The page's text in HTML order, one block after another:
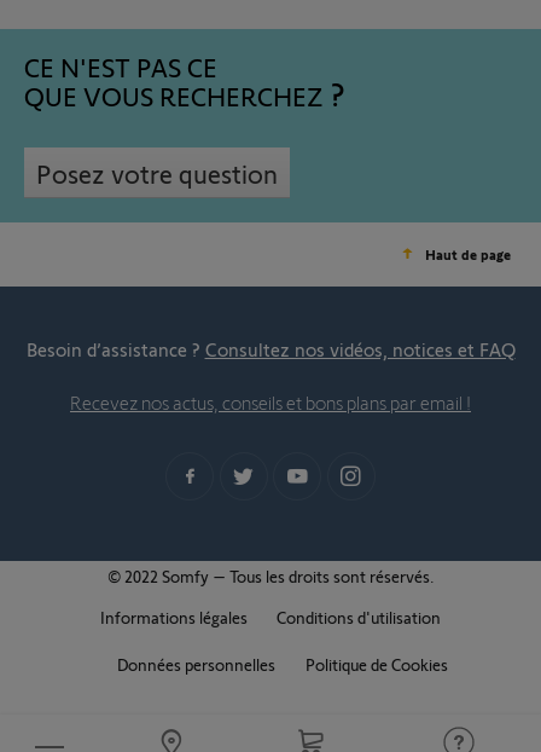
CE N'EST PAS CE
QUE VOUS RECHERCHEZ
Posez votre question
Haut de page
Besoin d’assistance ? Consultez nos vidéos, notices et FAQ
Recevez nos actus, conseils et bons plans par email !
© 2022 Somfy – Tous les droits sont réservés.
Informations légales
Conditions d'utilisation
Données personnelles Politique de Cookies